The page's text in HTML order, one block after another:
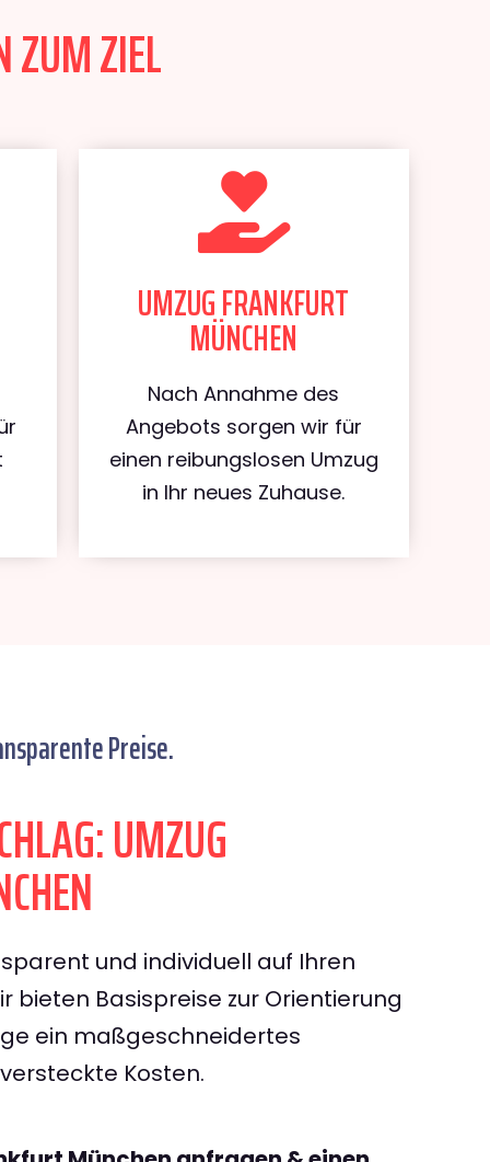
ZUM ZIEL
UMZUG FRANKFURT
MÜNCHEN
Nach Annahme des
Angebots sorgen wir für
einen reibungslosen Umzug
in Ihr neues Zuhause.
Preise.
UMZUG
und individuell auf Ihren
bieten Basispreise zur Orientierung
ein maßgeschneidertes
Kosten.